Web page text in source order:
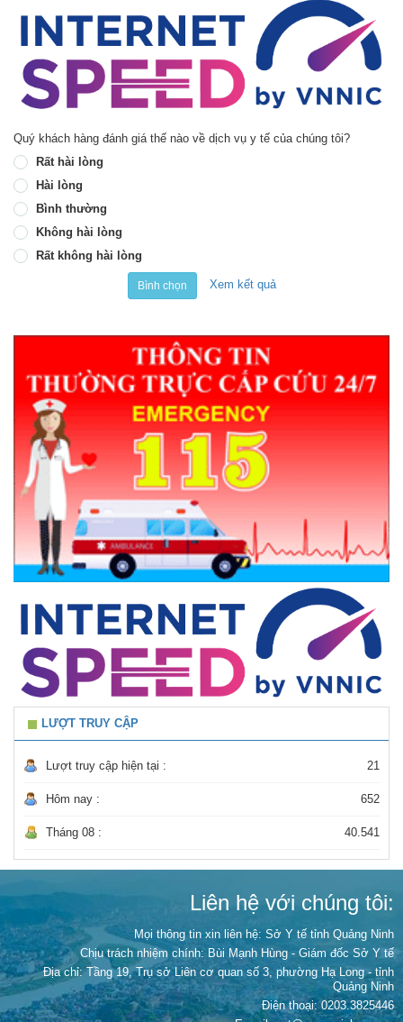
Quý khách hàng đánh giá thế nào về dịch vụ y tế của chúng tôi?
Rất hài lòng
Hài lòng
Bình thường
Không hài lòng
Rất không hài lòng
Bình chọn Xem kết quả
LƯỢT TRUY CẬP
Lượt truy cập hiện tại : 21
Hôm nay : 652
Tháng 08 : 40.541
Liên hệ với chúng tôi:
Mọi thông tin xin liên hệ: Sở Y tế tỉnh Quảng Ninh
Chịu trách nhiệm chính: Bùi Mạnh Hùng - Giám đốc Sở Y tế
Địa chỉ: Tầng 19, Trụ sở Liên cơ quan số 3, phường Hạ Long - tỉnh
Quảng Ninh
Điện thoại: 0203.3825446